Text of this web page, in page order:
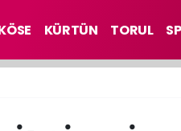
KÜRTÜN TORUL